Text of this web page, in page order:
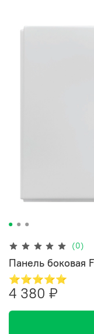
(0)
Панель боковая
⭐⭐⭐⭐⭐
4 380 ₽